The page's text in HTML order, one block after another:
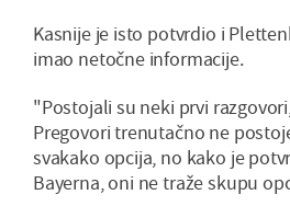
Kasnije je isto potvrdio i
imao netočne informacije.
"Postojali su neki prvi
Pregovori trenutačno ne
svakako opcija, no kako je
Bayerna, oni ne traže skupu